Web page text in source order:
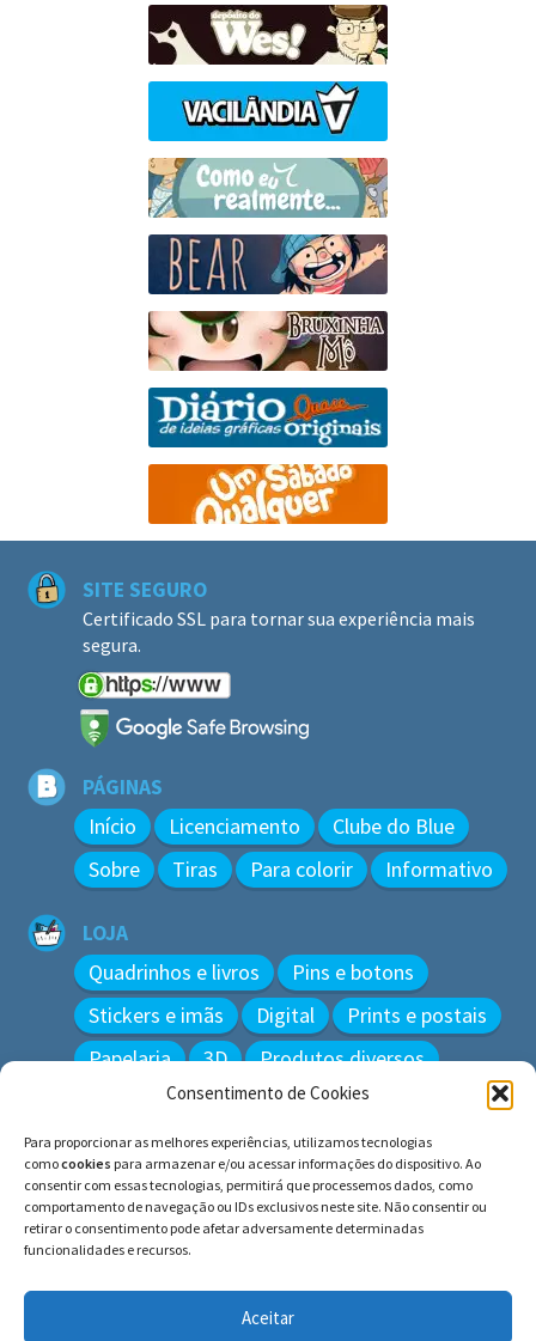
Consentimento de Cookies
Para proporcionar as melhores experiências, utilizamos tecnologias
comocookies para armazenar e/ou acessar informações do dispositivo. Ao
consentir com essas tecnologias, permitirá que processemos dados, como
comportamento de navegação ou IDs exclusivos neste site. Não consentir ou
retirar o consentimento pode afetar adversamente determinadas
funcionalidades e recursos.
Aceitar
SITE SEGURO
Certificado SSL para tornar sua experiência mais
segura.
PÁGINAS
Início Licenciamento
Clube do Blue
Sobre
Tiras Para colorir Informativo
LOJA
Quadrinhos e livros
Pins e botons
Stickers e imãs
Digital
Prints e postais
Papelaria
3D Produtos diversos
Pesquisar
por:
© BLUE e os gatos ∙ todos os direitos reservados.
Histórias inspiradas em gatos reais. Adote e cuide dos